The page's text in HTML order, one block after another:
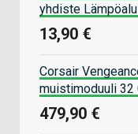
yhdiste
13,90 €
Corsair
muistimoduuli 32
479,90 €